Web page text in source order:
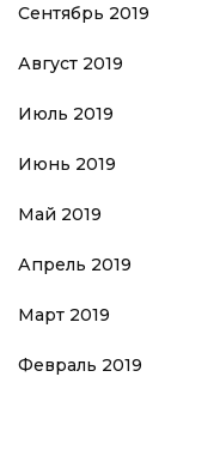
Сентябрь 2019
Август 2019
Июль 2019
Июнь 2019
Май 2019
Апрель 2019
Март 2019
Февраль 2019